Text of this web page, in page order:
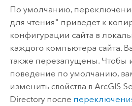
По умолчанию,
для чтения" приведет к
конфигурации сайта в
каждого компьютера сайта.
также перезапущены. Чтобы
поведение по умолчанию,
изменить свойства в ArcGIS
Directory после